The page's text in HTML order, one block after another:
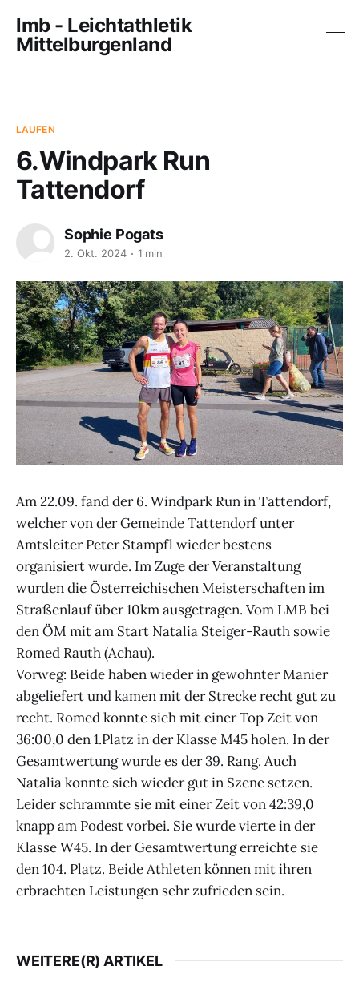
lmb - Leichtathletik
Mittelburgenland
LAUFEN
6.Windpark Run
Tattendorf
Sophie Pogats
2. Okt. 2024 1 min
Am 22.09. fand der 6. Windpark Run in Tattendorf,
welcher von der Gemeinde Tattendorf unter
Amtsleiter Peter Stampfl wieder bestens
organisiert wurde. Im Zuge der Veranstaltung
wurden die Österreichischen Meisterschaften im
Straßenlauf über 10km ausgetragen. Vom LMB bei
den ÖM mit am Start Natalia Steiger-Rauth sowie
Romed Rauth (Achau).
Vorweg: Beide haben wieder in gewohnter Manier
abgeliefert und kamen mit der Strecke recht gut zu
recht. Romed konnte sich mit einer Top Zeit von
36:00,0 den 1.Platz in der Klasse M45 holen. In der
Gesamtwertung wurde es der 39. Rang. Auch
Natalia konnte sich wieder gut in Szene setzen.
Leider schrammte sie mit einer Zeit von 42:39,0
knapp am Podest vorbei. Sie wurde vierte in der
Klasse W45. In der Gesamtwertung erreichte sie
den 104. Platz. Beide Athleten können mit ihren
erbrachten Leistungen sehr zufrieden sein.
WEITERE(R) ARTIKEL